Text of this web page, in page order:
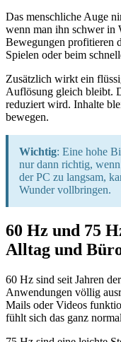
Das menschliche Auge
wenn man ihn schwer in
Bewegungen profitieren
Spielen oder beim
Zusätzlich wirkt ein
Auflösung gleich bleibt.
reduziert wird. Inhalte
bewegen.
Wichtig: Eine hohe
nur dann richtig,
der PC zu langsam,
Wunder vollbringen.
60 Hz und 75
Alltag und
60 Hz sind seit Jahren
Anwendungen völlig
Mails oder Videos
fühlt sich das ganz